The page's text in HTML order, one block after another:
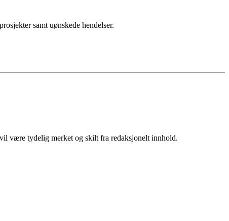
samt uønskede hendelser.
være tydelig merket og skilt fra redaksjonelt innhold.